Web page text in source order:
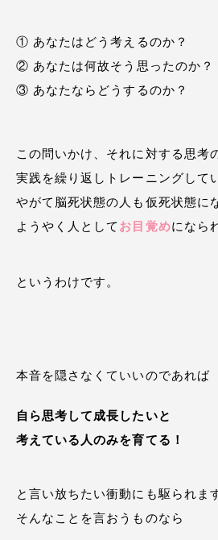
① あなたはどう考えるのか？
② あなたは何故そう思ったのか？
③ あなたならどうするのか？
この問いかけ、それに対する思考
実践を繰り返しトレーニングして
やがて脳死状態の人も仮死状態に
ようやく人として お目覚めになら
というわけです。
本音を隠さなくていいのであれば
自ら思考して成長したいと
考えている人のみを育てる！
と言い放ちたい衝動にも駆られま
そんなことを言おうものなら